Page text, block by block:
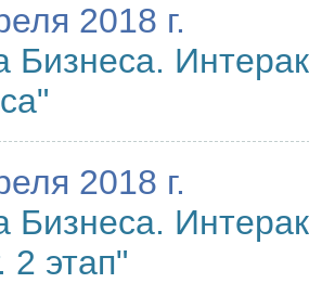
2018 г.
Бизнеса.
2018 г.
Бизнеса.
2 этап"